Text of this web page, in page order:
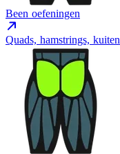
Been oefeningen
Quads, hamstrings, kuiten